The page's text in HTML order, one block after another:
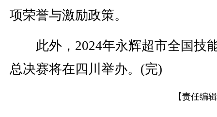
项荣誉与激励政策。
此外，2024年永辉超市全国技
总决赛将在四川举办。(完)
【责任编